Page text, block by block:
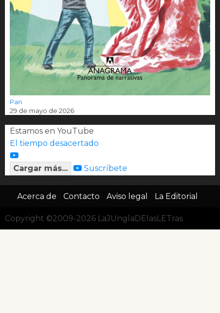
Pan
29 de mayo de 2026
Estamos en YouTube
El tiempo desacertado
Cargar más... Suscríbete
Acerca de Contacto Aviso legal La Editorial
Copyright ©2009-2026 LaJUnglaDElasLETras